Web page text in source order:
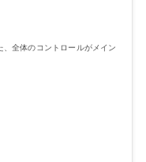
全体のコントロールがメイン